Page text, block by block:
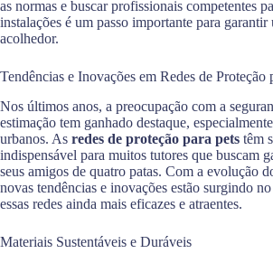
as normas e buscar profissionais competentes
instalações é um passo importante para garantir
acolhedor.
Tendências e Inovações em Redes de Proteção
Nos últimos anos, a preocupação com a
estimação tem ganhado destaque,
urbanos. As redes de proteção para pets têm
indispensável para muitos tutores que buscam
seus amigos de quatro patas. Com a evolução
novas tendências e inovações estão surgindo
essas redes ainda mais eficazes e atraentes.
Materiais Sustentáveis e Duráveis